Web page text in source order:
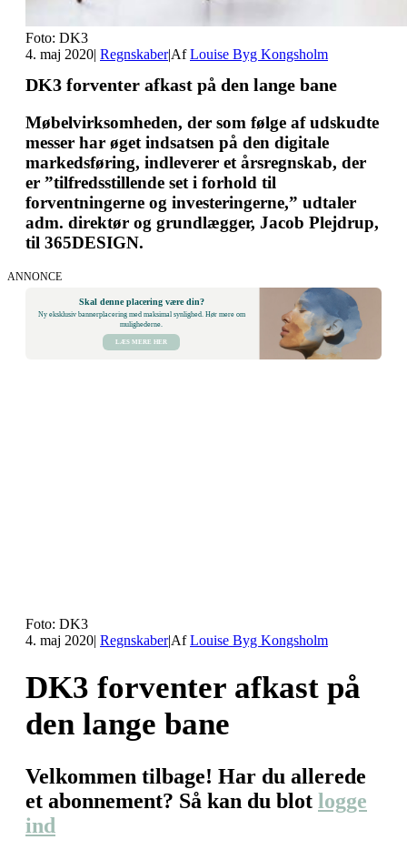
Foto: DK3
4. maj 2020| Regnskaber|AfLouise Byg Kongsholm
DK3 forventer afkast på den lange bane
Møbelvirksomheden, der som følge af udskudte
messer har øget indsatsen på den digitale
markedsføring, indleverer et årsregnskab, der
er ”tilfredsstillende set i forhold til
forventningerne og investeringerne,” udtaler
adm. direktør og grundlægger, Jacob Plejdrup,
til 365DESIGN.
ANNONCE
Skal denne placering være din?
Ny eksklusiv bannerplacering med maksimal synlighed. Hør mere om
mulighederne.
LÆS MERE HER
Foto: DK3
4. maj 2020| Regnskaber|AfLouise Byg Kongsholm
DK3 forventer afkast på
den lange bane
Velkommen tilbage! Har du allerede
et abonnement? Så kan du blot logge
ind